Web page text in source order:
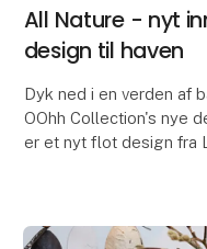
All Nature - nyt
design til haven
Dyk ned i en verden af
OOhh Collection's nye
er et nyt flot design fra